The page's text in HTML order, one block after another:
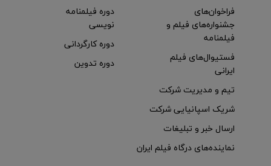
فراخوان‌های
جشنواره‌های فیلم و
فیلمنامه
فستیوال‌های فیلم
ایرانی
دوره فیلمنامه
نویسی
دوره کارگردانی
دوره تدوین
تیم و مدیریت شرکت
شریک اسپانیایی شرکت
ارسال خبر و تبلیغات
نماینده‌های درگاه فیلم ایران